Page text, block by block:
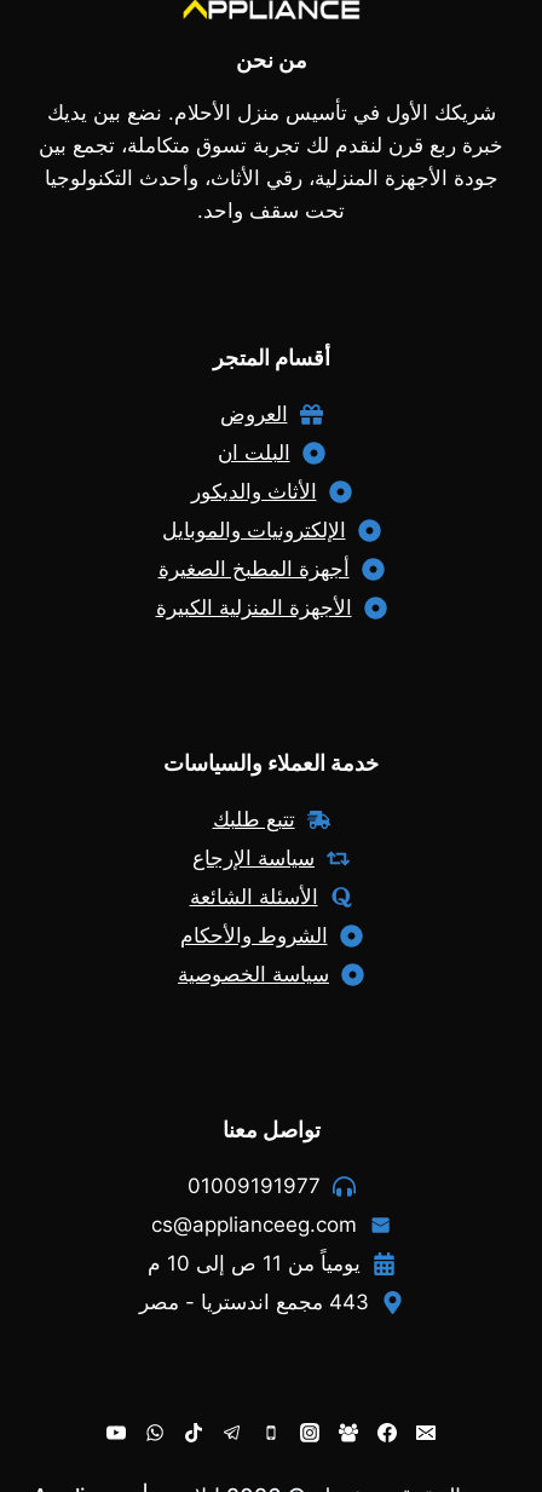
من نحن
شريكك الأول في تأسيس منزل الأحلام. نضع بين يديك
خبرة ربع قرن لنقدم لك تجربة تسوق متكاملة، تجمع بين
جودة الأجهزة المنزلية، رقي الأثاث، وأحدث التكنولوجيا
تحت سقف واحد.
أقسام المتجر
العروض
البلت ان
الأثاث والديكور
الإلكترونيات والموبايل
أجهزة المطبخ الصغيرة
الأجهزة المنزلية الكبيرة
خدمة العملاء والسياسات
تتبع طلبك
سياسة الإرجاع
الأسئلة الشائعة
الشروط والأحكام
سياسة الخصوصية
تواصل معنا
01009191977
cs@applianceeg.com
يومياً من 11 ص إلى 10 م
443 مجمع اندستريا - مصر